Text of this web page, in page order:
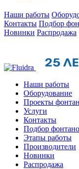
Наши работы
Контакты Подбор
Новинки Распродажа
Наши работы
Оборудование
Проекты
Услуги
Контакты
Подбор
Этапы работы
Производители
Новинки
Распродажа